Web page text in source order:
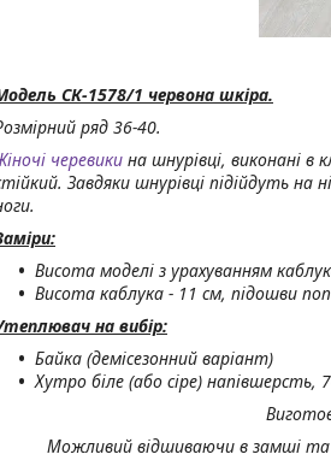
СК-1578/1 червона шкіра.
ряд 36-40.
черевики на шнурівці, виконані в
Завдяки шнурівці підійдуть
Висота моделі з урахуванням
Висота каблука - 11 см, підошви
на вибір:
Байка (демісезонний варіант)
Хутро біле (або сіре) напівшерсть,
Можливий відшиваючи в замші та